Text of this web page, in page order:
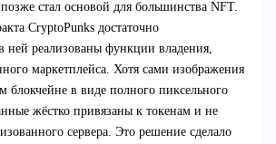
стал основой для большинства NFT.
CryptoPunks достаточно
ней реализованы функции владения,
маркетплейса. Хотя сами изображения
блокчейне в виде полного пиксельного
жёстко привязаны к токенам и не
сервера. Это решение сделало